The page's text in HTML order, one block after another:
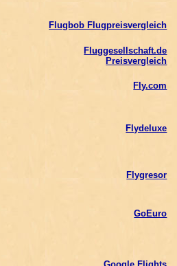
Flugbob Flugpreisvergleich
Fluggesellschaft.de
Preisvergleich
Fly.com
Flydeluxe
Flygresor
GoEuro